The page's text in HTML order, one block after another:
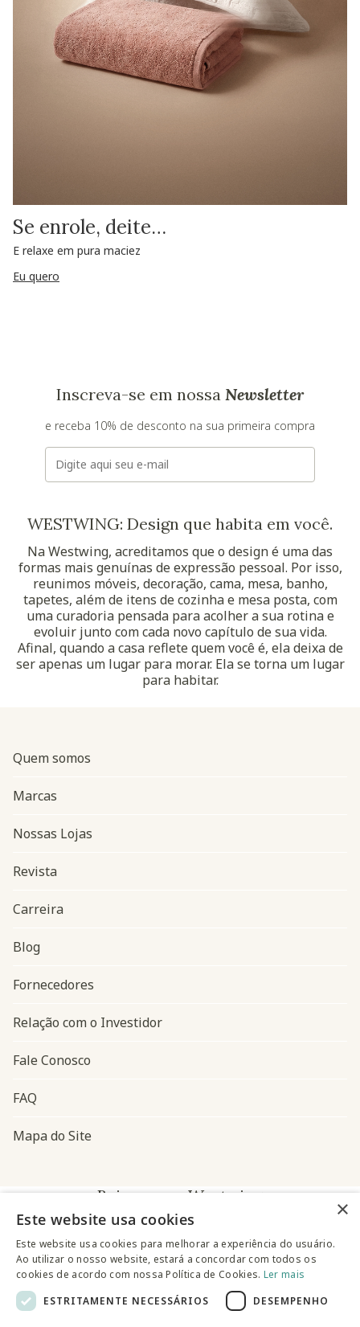
Se enrole, deite…
E relaxe em pura maciez
Eu quero
Inscreva-se em nossa Newsletter
e receba 10% de desconto na sua primeira compra
E-mail
WESTWING: Design que habita em você.
Na Westwing, acreditamos que o design é uma das
formas mais genuínas de expressão pessoal. Por isso,
reunimos móveis, decoração, cama, mesa, banho,
tapetes, além de itens de cozinha e mesa posta, com
uma curadoria pensada para acolher a sua rotina e
evoluir junto com cada novo capítulo de sua vida.
Afinal, quando a casa reflete quem você é, ela deixa de
ser apenas um lugar para morar. Ela se torna um lugar
para habitar.
Navegação do rodapé
Quem somos
Marcas
Nossas Lojas
Revista
Carreira
Blog
Fornecedores
Relação com o Investidor
Fale Conosco
FAQ
Mapa do Site
Baixe o app Westwing
×
Este website usa cookies
Este website usa cookies para melhorar a experiência do usuário.
Ao utilizar o nosso website, estará a concordar com todos os
cookies de acordo com nossa Política de Cookies. Ler mais
ESTRITAMENTE NECESSÁRIOS
DESEMPENHO